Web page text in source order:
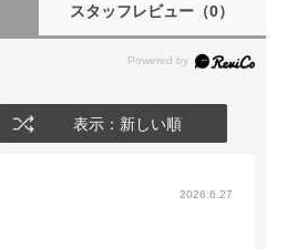
スタッフレビュー （0）
表示：新しい順
2026.6.27